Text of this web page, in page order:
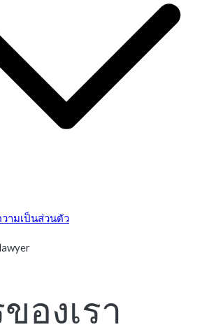
ามเป็นส่วนตัว
องเรา